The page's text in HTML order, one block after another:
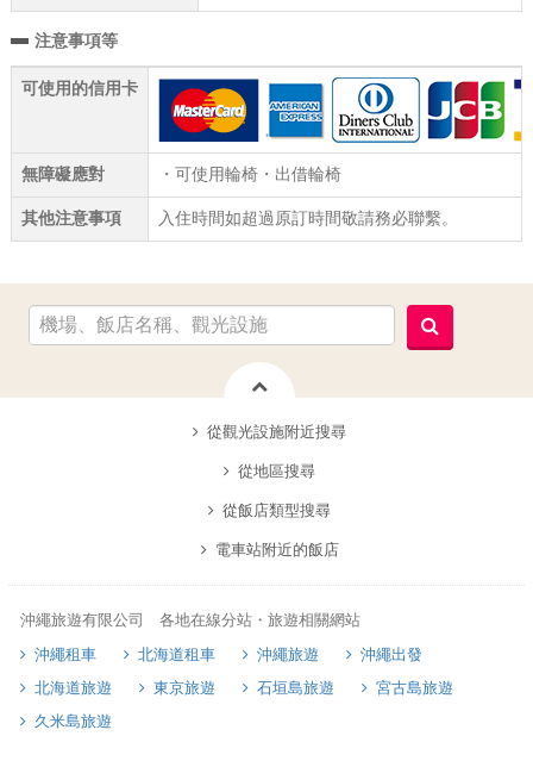
注意事項等
可使用的信用卡
無障礙應對 ・可使用輪椅・出借輪椅
其他注意事項 入住時間如超過原訂時間敬請務必聯繫。
從觀光設施附近搜尋
從地區搜尋
從飯店類型搜尋
電車站附近的飯店
沖繩旅遊有限公司 各地在線分站・旅遊相關網站
沖繩租車
北海道租車 沖繩旅遊
沖繩出發
北海道旅遊
東京旅遊 石垣島旅遊
宮古島旅遊
久米島旅遊